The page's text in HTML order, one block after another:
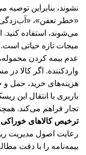
نشوند، بنابراین
«خطر تعفن»،
می‌شوند، استفاده
میجات تازه حیاتی است.
عدم بیمه کردن
واردکننده. اگر کالا در
هزینه‌های خرید، حمل
باربری با انتقال این
تجار فراهم می‌کند.
ترخیص کالاهای خوراکی
رعایت اصول مدیریت
بیمه‌نامه را با دقت